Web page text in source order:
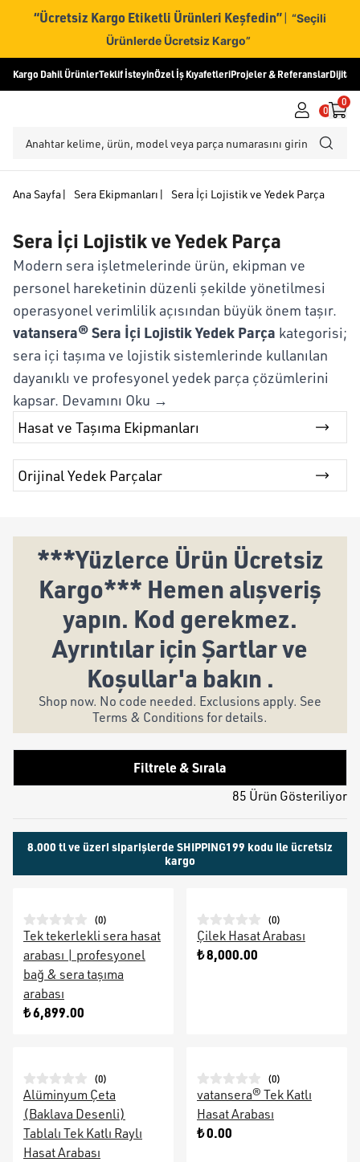
“Ücretsiz Kargo Etiketli Ürünleri Keşfedin” | “Seçili
Ürünlerde Ücretsiz Kargo”
Kargo Dahil ÜrünlerTeklif İsteyinÖzel İş KıyafetleriProjeler & ReferanslarDijital
0
0
Ana Sayfa| Sera Ekipmanları | Sera İçi Lojistik ve Yedek Parça
Sera İçi Lojistik ve Yedek Parça
Modern sera işletmelerinde ürün, ekipman ve
personel hareketinin düzenli şekilde yönetilmesi
operasyonel verimlilik açısından büyük önem taşır.
vatansera® Sera İçi Lojistik Yedek Parça kategorisi;
sera içi taşıma ve lojistik sistemlerinde kullanılan
dayanıklı ve profesyonel yedek parça çözümlerini
kapsar. Devamını Oku →
Hasat ve Taşıma Ekipmanları
Orijinal Yedek Parçalar
***Yüzlerce Ürün Ücretsiz
Kargo*** Hemen alışveriş
yapın. Kod gerekmez.
Ayrıntılar için Şartlar ve
Koşullar'a bakın .
Shop now. No code needed. Exclusions apply. See
Terms & Conditions for details.
Filtrele & Sırala
85 Ürün Gösteriliyor
8.000 tl ve üzeri siparişlerde SHIPPING199 kodu ile ücretsiz
kargo
(0)
Tek tekerlekli sera hasat
arabası | profesyonel
bağ & sera taşıma
arabası
₺ 6,899.00
(0)
Çilek Hasat Arabası
₺ 8,000.00
(0)
Alüminyum Çeta
(Baklava Desenli)
Tablalı Tek Katlı Raylı
Hasat Arabası
(0)
vatansera® Tek Katlı
Hasat Arabası
₺ 0.00